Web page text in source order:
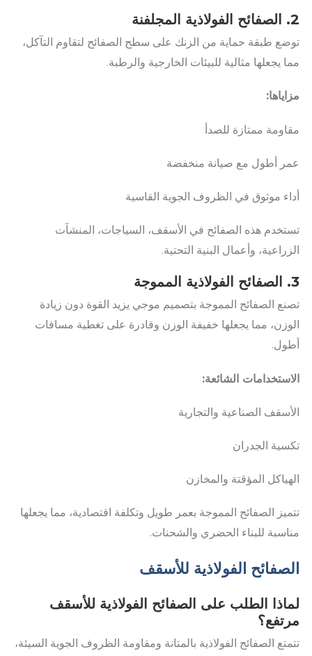
2. الصفائح الفولاذية المجلفنة
توضع طبقة حماية من الزنك على سطح الصفائح لتقاوم التآكل،
مما يجعلها مثالية للبيئات الخارجية والرطبة.
مزاياها:
مقاومة ممتازة للصدأ
عمر أطول مع صيانة منخفضة
أداء موثوق في الظروف الجوية القاسية
تستخدم هذه الصفائح في الأسقف، السياجات، المنشآت
الزراعية، وأعمال البنية التحتية.
3. الصفائح الفولاذية المموجة
تصنع الصفائح المموجة بتصميم موجي يزيد القوة دون زيادة
الوزن، مما يجعلها خفيفة الوزن وقادرة على تغطية مسافات
أطول.
الاستخدامات الشائعة:
الأسقف الصناعية والتجارية
تكسية الجدران
الهياكل المؤقتة والمخازن
تتميز الصفائح المموجة بعمر طويل وتكلفة اقتصادية، مما يجعلها
مناسبة للبناء الحضري والشحنات.
الصفائح الفولاذية للأسقف
لماذا الطلب على الصفائح الفولاذية للأسقف
مرتفع؟
تتمتع الصفائح الفولاذية بالمتانة ومقاومة الظروف الجوية السيئة،